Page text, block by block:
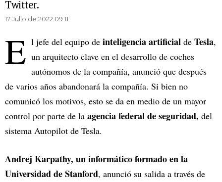
Twitter.
17 Julio de 2022 09.11
E l jefe del equipo de inteligencia artificial de Tesla,
un arquitecto clave en el desarrollo de coches
autónomos de la compañía, anunció que después
de varios años abandonará la compañía. Si bien no
comunicó los motivos, esto se da en medio de un mayor
control por parte de la agencia federal de seguridad, del
sistema Autopilot de Tesla.
Andrej Karpathy, un informático formado en la
Universidad de Stanford, anunció su salida a través de